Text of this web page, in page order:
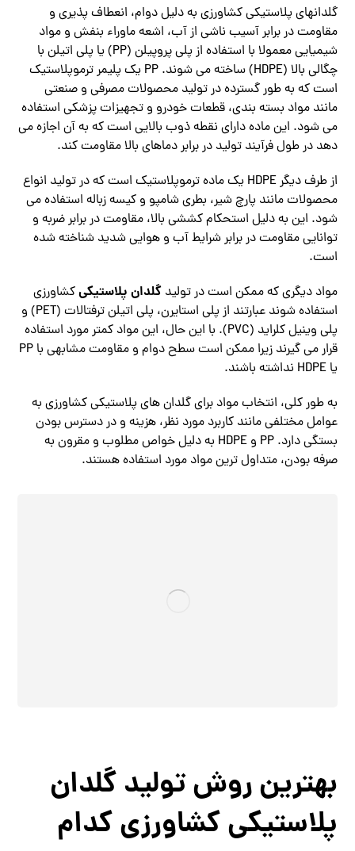
گلدانهای پلاستیکی کشاورزی به دلیل دوام، انعطاف پذیری و
مقاومت در برابر آسیب ناشی از آب، اشعه ماوراء بنفش و مواد
شیمیایی معمولا با استفاده از پلی پروپیلن (PP) یا پلی اتیلن با
چگالی بالا (HDPE) ساخته می شوند. PP یک پلیمر ترموپلاستیک
است که به طور گسترده در تولید محصولات مصرفی و صنعتی
مانند مواد بسته بندی، قطعات خودرو و تجهیزات پزشکی استفاده
می شود. این ماده دارای نقطه ذوب بالایی است که به آن اجازه می
دهد در طول فرآیند تولید در برابر دماهای بالا مقاومت کند.
از طرف دیگر HDPE یک ماده ترموپلاستیک است که در تولید انواع
محصولات مانند پارچ شیر، بطری شامپو و کیسه زباله استفاده می
شود. این به دلیل استحکام کششی بالا، مقاومت در برابر ضربه و
توانایی مقاومت در برابر شرایط آب و هوایی شدید شناخته شده
است.
مواد دیگری که ممکن است در تولیدگلدان پلاستیکیکشاورزی
استفاده شوند عبارتند از پلی استایرن، پلی اتیلن ترفتالات (PET) و
پلی وینیل کلراید (PVC). با این حال، این مواد کمتر مورد استفاده
قرار می گیرند زیرا ممکن است سطح دوام و مقاومت مشابهی با PP
یا HDPE نداشته باشند.
به طور کلی، انتخاب مواد برای گلدان های پلاستیکی کشاورزی به
عوامل مختلفی مانند کاربرد مورد نظر، هزینه و در دسترس بودن
بستگی دارد. PP و HDPE به دلیل خواص مطلوب و مقرون به
صرفه بودن، متداول ترین مواد مورد استفاده هستند.
بهترین روش تولید گلدان
پلاستیکی کشاورزی کدام